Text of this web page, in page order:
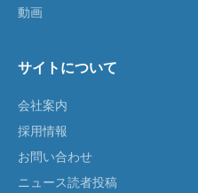
動画
サイトについて
会社案内
採用情報
お問い合わせ
ニュース読者投稿